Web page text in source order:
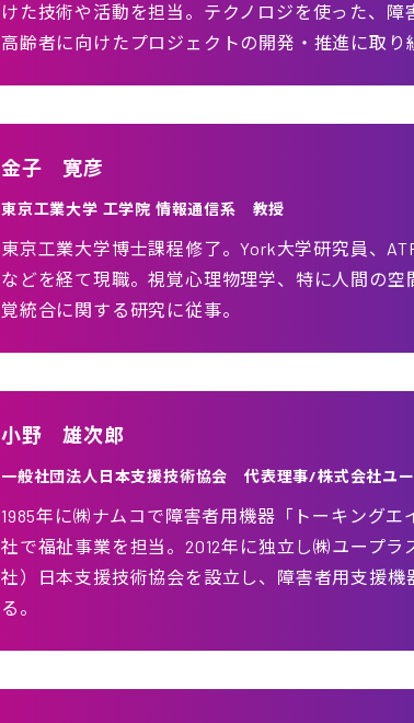
けた技術や活動を担当。テクノロジを使った、障
高齢者に向けたプロジェクトの開発・推進に取り
金子 寛彦
東京工業大学 工学院 情報通信系 教授
東京工業大学博士課程修了。York大学研究員、
などを経て現職。視覚心理物理学、特に人間の空
覚統合に関する研究に従事。
小野 雄次郎
一般社団法人日本支援技術協会 代表理事/株式会社ユ
1985年に㈱ナムコで障害者用機器「トーキングエ
社で福祉事業を担当。2012年に独立し㈱ユープラ
社）日本支援技術協会を設立し、障害者用支援機
る。